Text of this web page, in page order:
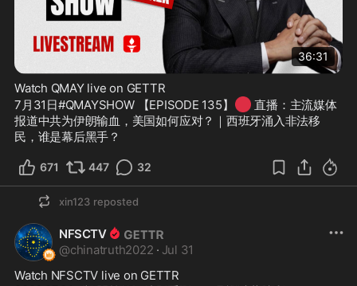
Watch QMAY live on GETTR
7月31日#QMAYSHOW 【EPISODE 135】 🔴 直播：主流媒体
报道中共为伊朗输血，美国如何应对？｜西班牙涌入非法移
民，谁是幕后黑手？
36:31
671 447 32
xin123 reposted
NFSCTV
@chinatruth2022 · Jul 31
Watch NFSCTV live on GETTR